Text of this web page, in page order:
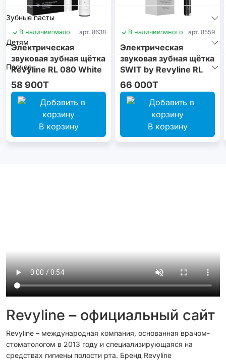
Зубные пасты
Детям
Прочее
В наличии:мало арт. 8638
Электрическая
звуковая зубная щётка
Revyline RL 080 White
58 900T
В корзину
В наличии:много арт. 8559
Электрическая
звуковая зубная щётка
SWIT by Revyline RL
090 Graphite
66 000T
В корзину
Revyline – официальный сайт
Revyline – международная компания, основанная врачом-
стоматологом в 2013 году и специализирующаяся на
средствах гигиены полости рта. Бренд Revyline